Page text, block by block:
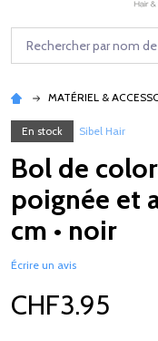
Rechercher
MATÉRIEL &
En stock Sibel Hair
Bol de
poignée et
cm • noir
Écrire un avis
CHF3.95